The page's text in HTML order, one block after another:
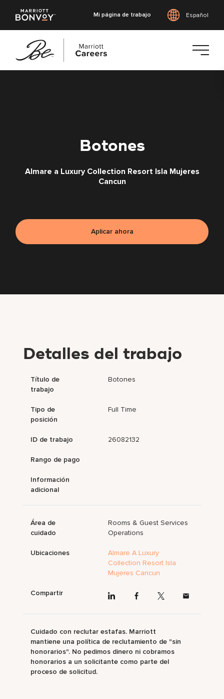
Mi página de trabajo Español
Botones
Almare a Luxury Collection Resort Isla Mujeres
Cancun
Aplicar ahora
Detalles del trabajo
Título de
trabajo
Botones
Tipo de
posición
Full Time
ID de trabajo 26082132
Rango de pago
Información
adicional
Área de
cuidado
Rooms & Guest Services
Operations
Ubicaciones
Almare A Luxury
Collection Resort Isla
Mujeres Cancun
Compartir
Cuidado con reclutar estafas. Marriott
mantiene una política de reclutamiento de "sin
honorarios". No pedimos dinero ni cobramos
honorarios a un solicitante como parte del
proceso de solicitud.